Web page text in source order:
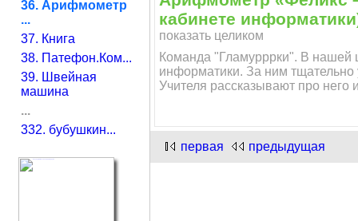
36. Арифмометр
...
37. Книга
38. Патефон.Ком...
39. Швейная
машина
...
332. бубушкин...
кабинете
показать целиком
Команда "Гламурррки". В нашей
информатики. За ним
Учителя рассказывают про него
первая предыдущая